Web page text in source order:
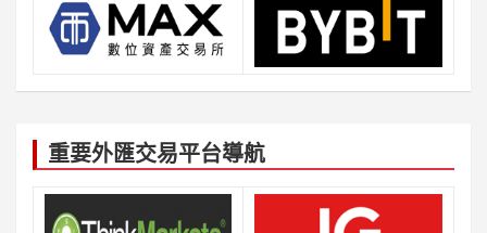
重要外匯交易平台導航